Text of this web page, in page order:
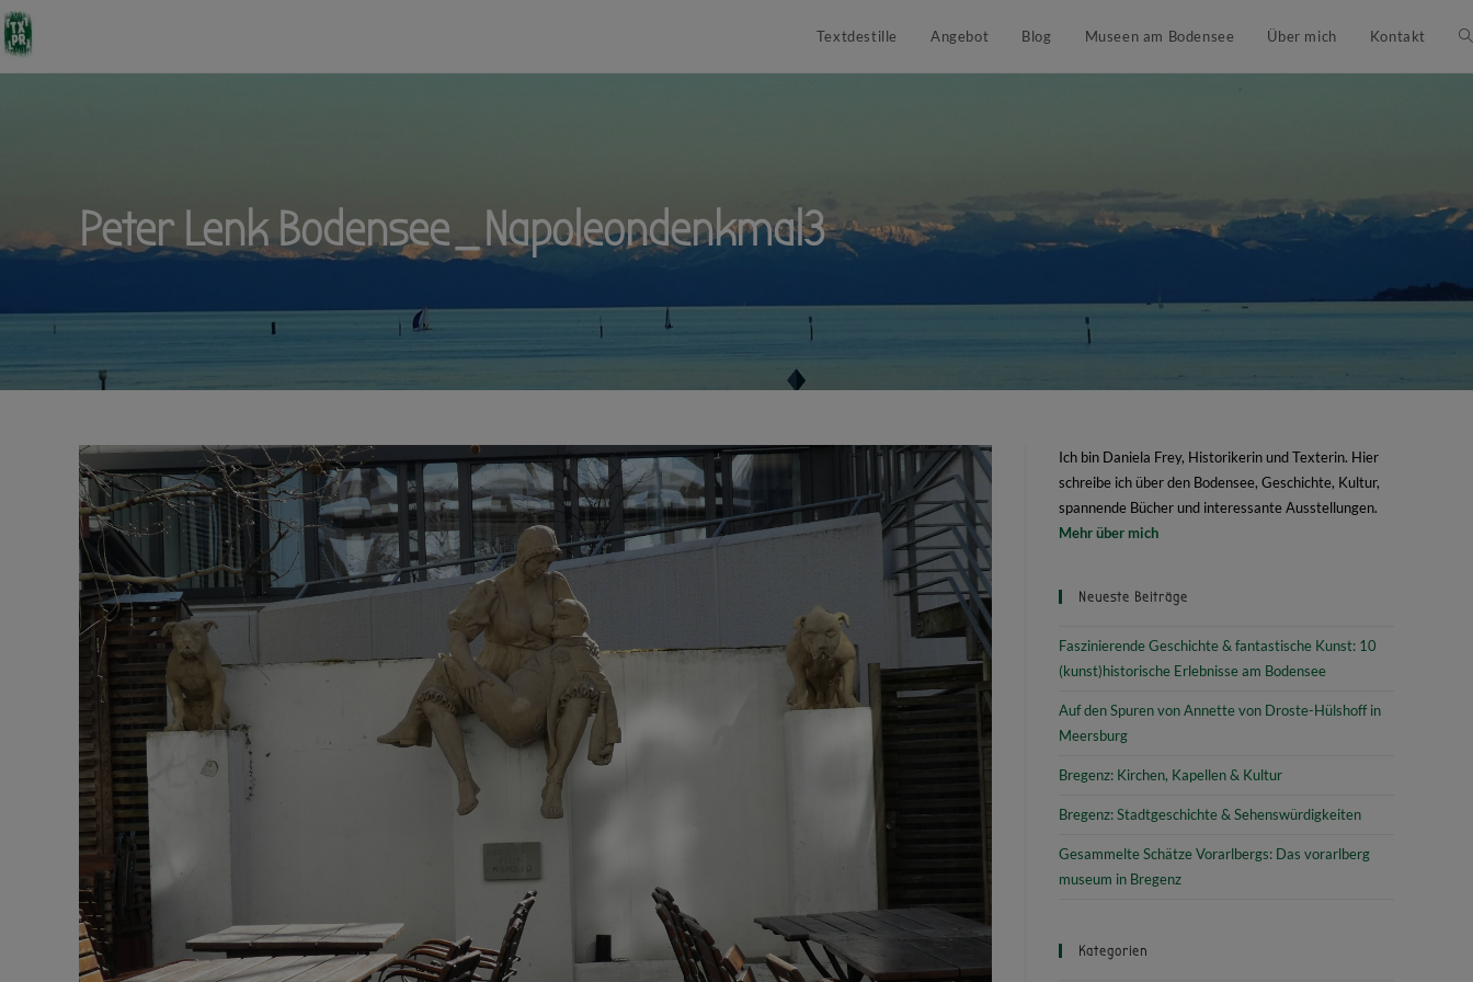
Textdestille Angebot Blog Museen am Bodensee Über mich Kontakt
Peter Lenk Bodensee_Napoleondenkmal3
Ich bin Daniela Frey, Historikerin und Texterin. Hier
schreibe ich über den Bodensee, Geschichte, Kultur,
spannende Bücher und interessante Ausstellungen.
Mehr über mich
Neueste Beiträge
Faszinierende Geschichte & fantastische Kunst: 10
(kunst)historische Erlebnisse am Bodensee
Auf den Spuren von Annette von Droste-Hülshoff in
Meersburg
Bregenz: Kirchen, Kapellen & Kultur
Bregenz: Stadtgeschichte & Sehenswürdigkeiten
Gesammelte Schätze Vorarlbergs: Das vorarlberg
museum in Bregenz
Kategorien